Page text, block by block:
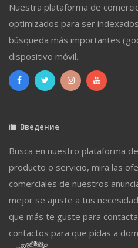
Nuestra plataforma de
optimizados para ser
búsqueda más importantes
dispositivo móvil.
Введение
Busca en nuestro plataforma
producto o servicio, mira las
comerciales de nuestros
mejor se ajuste a tus
que más te guste para
contactos para que pidas a